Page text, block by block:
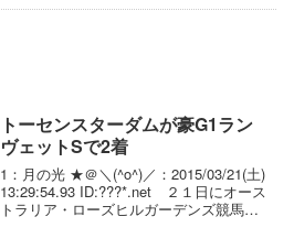
トーセンスターダムが豪G1ラン
ヴェットSで2着
1：月の光 ★＠＼(^o^)／：2015/03/21(土)
13:29:54.93 ID:???*.net ２１日にオース
トラリア・ローズヒルガーデンズ競馬場